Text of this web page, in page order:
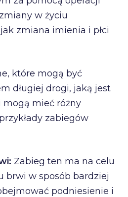
w życiu
zmiana imienia i płci
które mogą być
długiej drogi, jaką jest
mogą mieć różny
zabiegów
Zabieg ten ma na celu
brwi w sposób bardziej
podniesienie i